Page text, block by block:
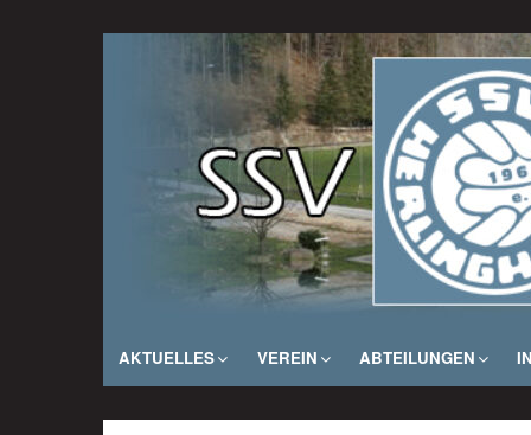
SSV Herlinghausen e. V.
AKTUELLES VEREIN ABTEILUNGEN